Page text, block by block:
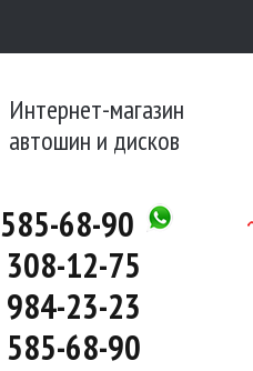
Интернет-магазин
автошин и дисков
585-68-90
308-12-75
984-23-23
585-68-90